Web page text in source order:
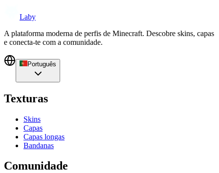
Laby
A plataforma moderna de perfis de Minecraft. Descobre skins, capas
e conecta-te com a comunidade.
Português
Texturas
Skins
Capas
Capas longas
Bandanas
Comunidade